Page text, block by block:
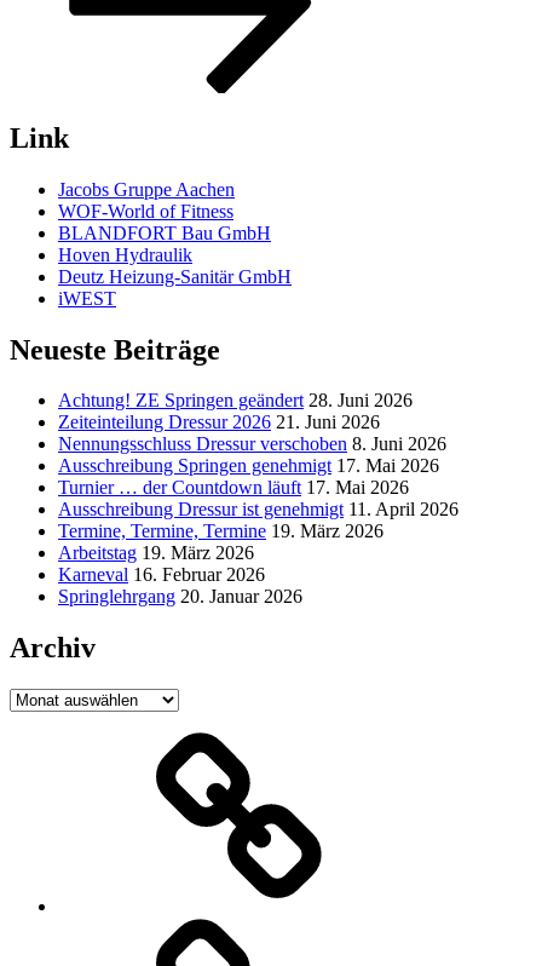
Link
Jacobs Gruppe Aachen
WOF-World of Fitness
BLANDFORT Bau GmbH
Hoven Hydraulik
Deutz Heizung-Sanitär GmbH
iWEST
Neueste Beiträge
Achtung! ZE Springen geändert 28. Juni 2026
Zeiteinteilung Dressur 2026 21. Juni 2026
Nennungsschluss Dressur verschoben 8. Juni 2026
Ausschreibung Springen genehmigt 17. Mai 2026
Turnier … der Countdown läuft 17. Mai 2026
Ausschreibung Dressur ist genehmigt 11. April 2026
Termine, Termine, Termine 19. März 2026
Arbeitstag 19. März 2026
Karneval 16. Februar 2026
Springlehrgang 20. Januar 2026
Archiv
Archiv